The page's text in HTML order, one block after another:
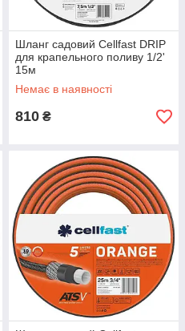
Шланг садовий Cellfast DRIP
для крапельного поливу 1/2'
15м
Немає в наявності
810 ₴